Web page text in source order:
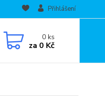
Přihlášení
0ks
za 0 Kč